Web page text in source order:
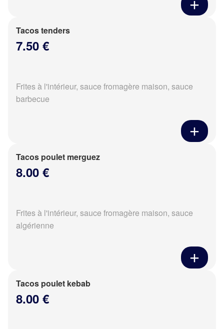
Tacos tenders
7.50 €
Frites à l'intérieur, sauce fromagère maison, sauce
barbecue
Tacos poulet merguez
8.00 €
Frites à l'intérieur, sauce fromagère maison, sauce
algérienne
Tacos poulet kebab
8.00 €